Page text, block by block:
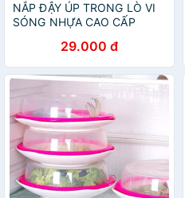
NẮP ĐẬY ÚP TRONG LÒ VI
SÓNG NHỰA CAO CẤP
29.000 đ